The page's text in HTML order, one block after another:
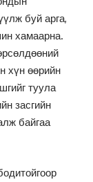
буй арга,
хамаарна.
хүн өөрийн
туула
засгийн
байгаа